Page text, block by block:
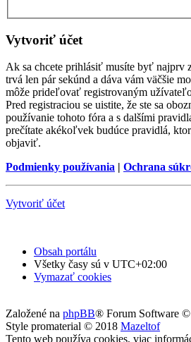
Vytvoriť účet
Ak sa chcete prihlásiť musíte byť najprv
trvá len pár sekúnd a dáva vám väčšie
môže prideľovať registrovaným
Pred registraciou se uistite, že ste sa
používanie tohoto fóra a s dalšími
prečítate akékoľvek budúce pravidlá,
objaviť.
Podmienky používania | Ochrana
Vytvoriť účet
Obsah portálu
Všetky časy sú v UTC+02:00
Vymazať cookies
Založené na phpBB® Forum Software
Style promaterial © 2018 Mazeltof
Tento web používa cookies, viac